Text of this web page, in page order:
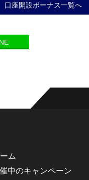
口座開設ボーナス一覧へ
ム
中のキャンペーン